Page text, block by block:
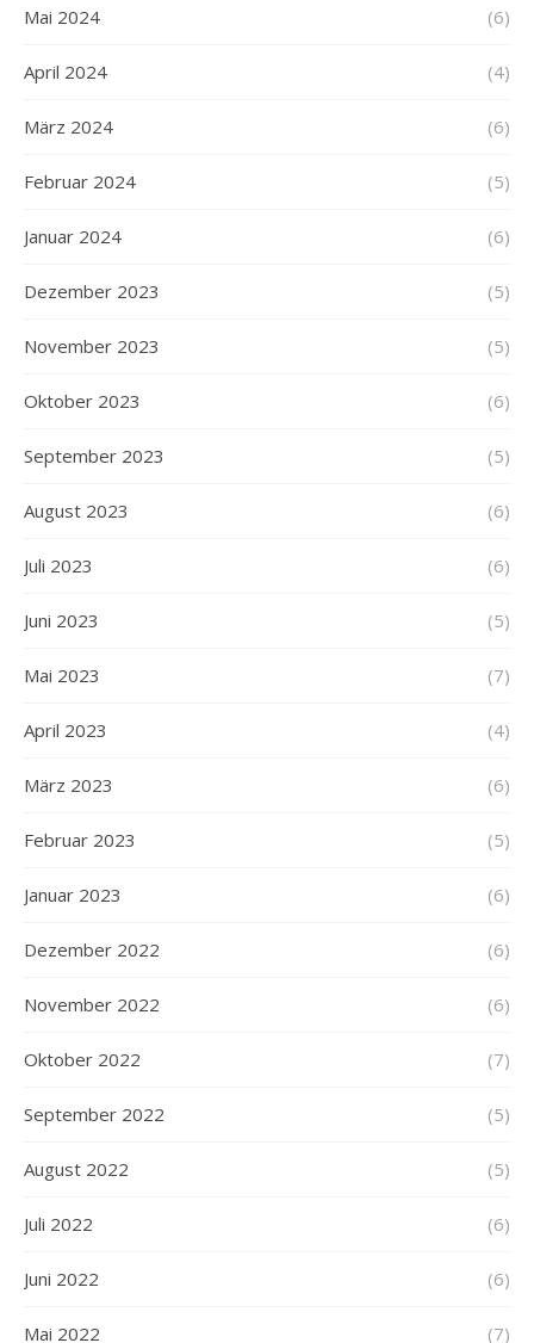
Mai 2024 (6)
April 2024 (4)
März 2024 (6)
Februar 2024 (5)
Januar 2024 (6)
Dezember 2023 (5)
November 2023 (5)
Oktober 2023 (6)
September 2023 (5)
August 2023 (6)
Juli 2023 (6)
Juni 2023 (5)
Mai 2023 (7)
April 2023 (4)
März 2023 (6)
Februar 2023 (5)
Januar 2023 (6)
Dezember 2022 (6)
November 2022 (6)
Oktober 2022 (7)
September 2022 (5)
August 2022 (5)
Juli 2022 (6)
Juni 2022 (6)
Mai 2022 (7)